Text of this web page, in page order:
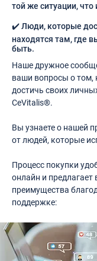
той же ситуации, что
✔️ Люди, которые
находятся там, где
быть.
Наше дружное
ваши вопросы о том,
достичь своих
CeVitalis®.
Вы узнаете о нашей
от людей, которые
Процесс покупки
онлайн и
преимущества
поддержке: